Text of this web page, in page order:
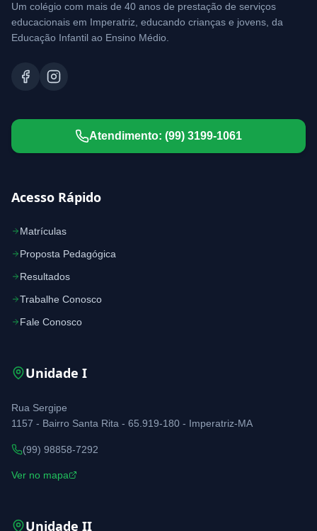
Um colégio com mais de 40 anos de prestação de serviços
educacionais em Imperatriz, educando crianças e jovens, da
Educação Infantil ao Ensino Médio.
Atendimento: (99) 3199-1061
Acesso Rápido
Matrículas
Proposta Pedagógica
Resultados
Trabalhe Conosco
Fale Conosco
Unidade I
Rua Sergipe
1157 - Bairro Santa Rita - 65.919-180 - Imperatriz-MA
(99) 98858-7292
Ver no mapa
Unidade II